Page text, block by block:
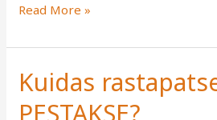
Read More »
Kuidas
PESTAKSE?
Kuidas
rastapatse
PESTAKSE?